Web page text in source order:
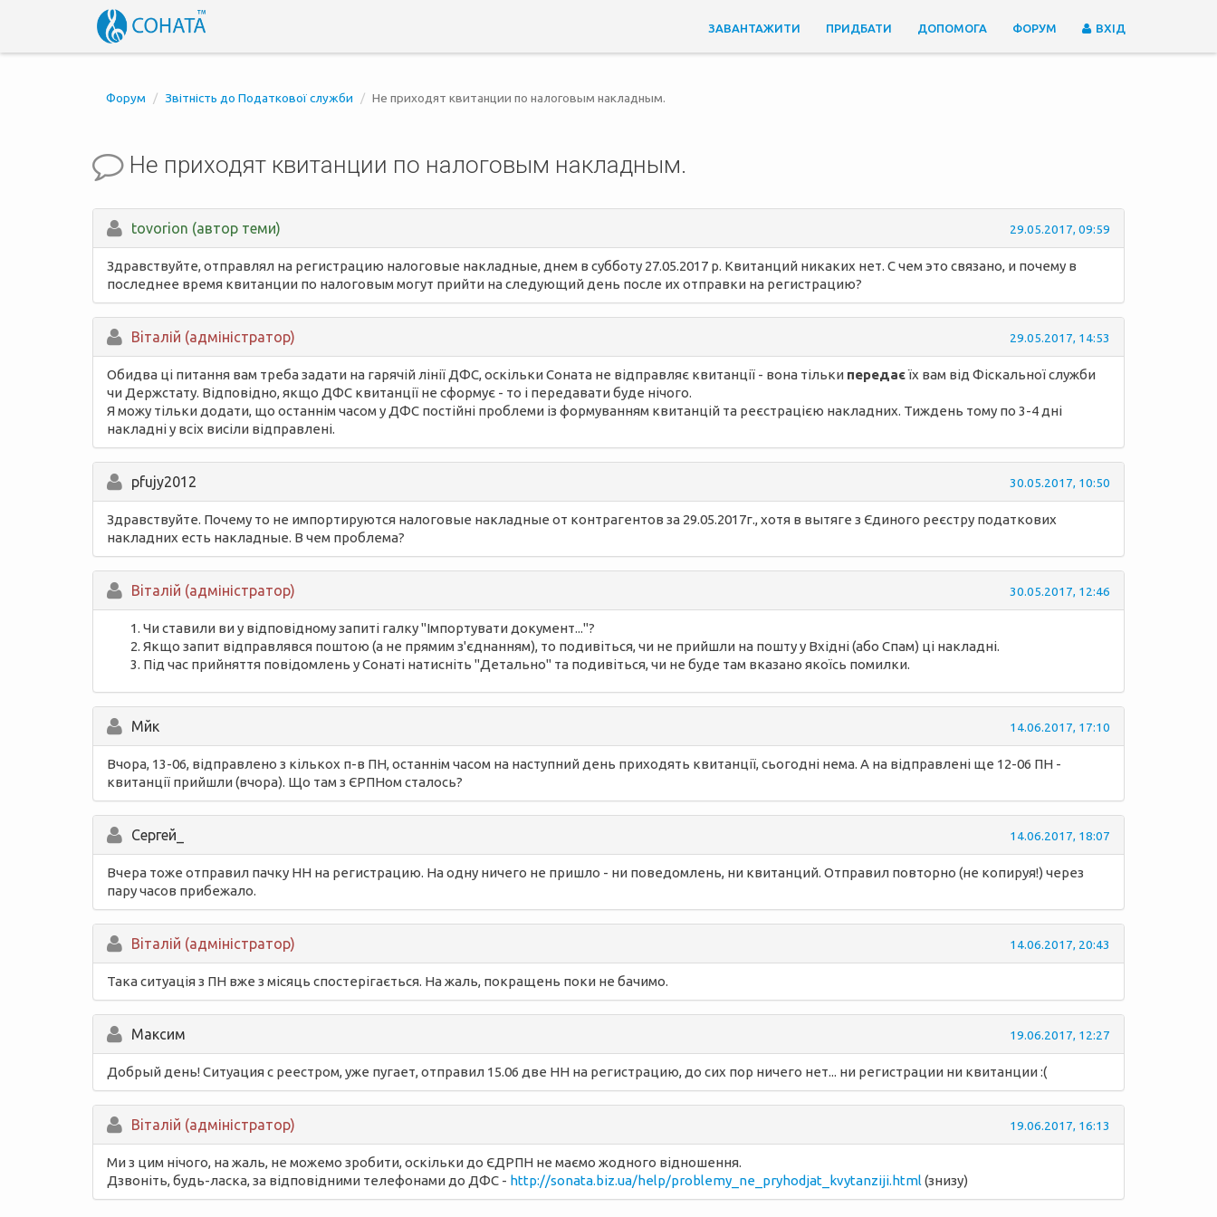
ЗАВАНТАЖИТИ ПРИДБАТИ ДОПОМОГА ФОРУМ ВХІД
Форум Звітність до Податкової служби Не приходят квитанции по налоговым накладным.
Не приходят квитанции по налоговым накладным.
tovorion (автор теми) 29.05.2017, 09:59
Здравствуйте, отправлял на регистрацию налоговые накладные, днем в субботу 27.05.2017 р. Квитанций никаких нет. С чем это связано, и почему в
последнее время квитанции по налоговым могут прийти на следующий день после их отправки на регистрацию?
Вiталій (адміністратор) 29.05.2017, 14:53
Обидва ці питання вам треба задати на гарячій лінії ДФС, оскільки Соната не відправляє квитанції - вона тільки передаєїх вам від Фіскальної служби
чи Держстату. Відповідно, якщо ДФС квитанції не сформує - то і передавати буде нічого.
Я можу тільки додати, що останнім часом у ДФС постійні проблеми із формуванням квитанцій та реєстрацією накладних. Тиждень тому по 3-4 дні
накладні у всіх висіли відправлені.
pfujy2012 30.05.2017, 10:50
Здравствуйте. Почему то не импортируются налоговые накладные от контрагентов за 29.05.2017г., хотя в вытяге з Єдиного реєстру податкових
накладних есть накладные. В чем проблема?
Вiталій (адміністратор) 30.05.2017, 12:46
Чи ставили ви у відповідному запиті галку "Імпортувати документ..."?
Якщо запит відправлявся поштою (а не прямим з'єднанням), то подивіться, чи не прийшли на пошту у Вхідні (або Спам) ці накладні.
Під час прийняття повідомлень у Сонаті натисніть "Детально" та подивіться, чи не буде там вказано якоїсь помилки.
Мйк 14.06.2017, 17:10
Вчора, 13-06, відправлено з кількох п-в ПН, останнім часом на наступний день приходять квитанції, сьогодні нема. А на відправлені ще 12-06 ПН -
квитанції прийшли (вчора). Що там з ЄРПНом сталось?
Сергей_ 14.06.2017, 18:07
Вчера тоже отправил пачку НН на регистрацию. На одну ничего не пришло - ни поведомлень, ни квитанций. Отправил повторно (не копируя!) через
пару часов прибежало.
Вiталій (адміністратор) 14.06.2017, 20:43
Така ситуація з ПН вже з місяць спостерігається. На жаль, покращень поки не бачимо.
Максим 19.06.2017, 12:27
Добрый день! Ситуация с реестром, уже пугает, отправил 15.06 две НН на регистрацию, до сих пор ничего нет... ни регистрации ни квитанции :(
Вiталій (адміністратор) 19.06.2017, 16:13
Ми з цим нічого, на жаль, не можемо зробити, оскільки до ЄДРПН не маємо жодного відношення.
Дзвоніть, будь-ласка, за відповідними телефонами до ДФС - http://sonata.biz.ua/help/problemy_ne_pryhodjat_kvytanziji.html (знизу)